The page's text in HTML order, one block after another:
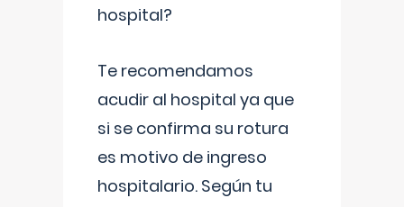
hospital?
Te recomendamos
acudir al hospital ya que
si se confirma su rotura
es motivo de ingreso
hospitalario. Según tu